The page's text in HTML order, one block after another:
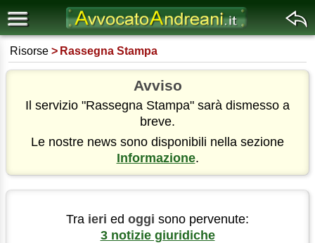
Risorse Rassegna Stampa
Avviso
Il servizio "Rassegna Stampa" sarà dismesso a
breve.
Le nostre news sono disponibili nella sezione
Informazione.
Tra ieri ed oggi sono pervenute:
3 notizie giuridiche